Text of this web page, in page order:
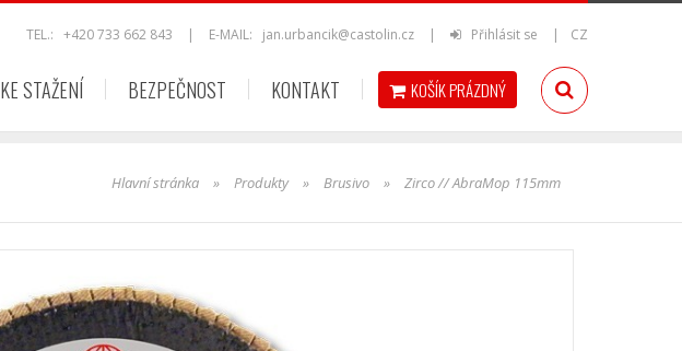
TEL.:+420 733 662 843 | E-MAIL: jan.urbancik@castolin.cz | Přihlásit se | CZ
KE STAŽENÍ BEZPEČNOST KONTAKT KOŠÍKPRÁZDNÝ
Hlavní stránka » Produkty » Brusivo » Zirco // AbraMop 115mm